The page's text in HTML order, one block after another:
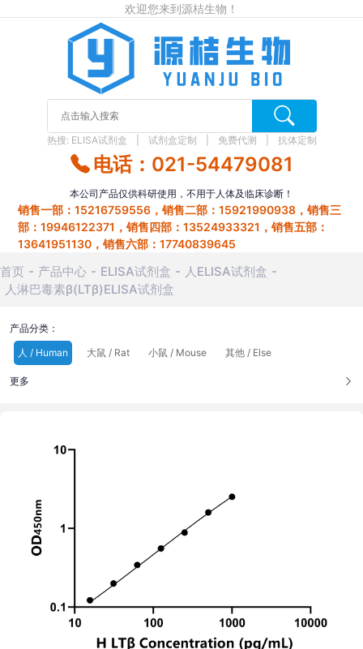
欢迎您来到源桔生物！
热搜: ELISA试剂盒 试剂盒定制 免费代测 抗体定制
电话：021-54479081
本公司产品仅供科研使用，不用于人体及临床诊断！
销售一部：15216759556，销售二部：15921990938，销售三
部：19946122371，销售四部：13524933321，销售五部：
13641951130，销售六部：17740839645
首页 产品中心 ELISA试剂盒
人ELISA试剂盒
人淋巴毒素β(LTβ)ELISA试剂盒
产品分类：
人 / Human
大鼠 / Rat 小鼠 / Mouse 其他 / Else
更多